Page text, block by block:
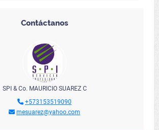
Contáctanos
SPI & Co. MAURICIO SUAREZ C
+573153519090
mesuarez@yahoo.com